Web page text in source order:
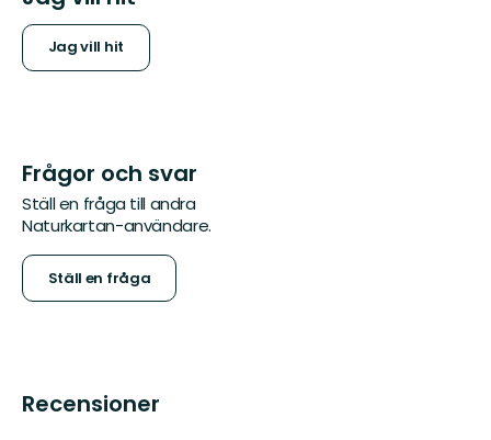
Jag vill hit
Frågor och svar
Ställ en fråga till andra
Naturkartan-användare.
Ställ en fråga
Recensioner